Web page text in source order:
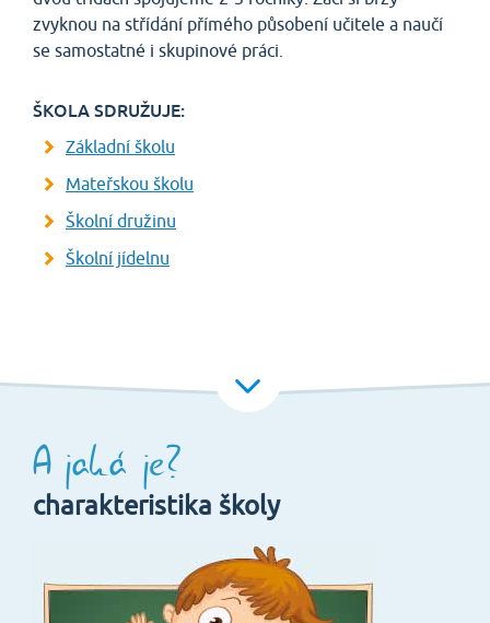
zvyknou na střídání přímého působení učitele a naučí
se samostatné i skupinové práci.
ŠKOLA SDRUŽUJE:
Základní školu
Mateřskou školu
Školní družinu
Školní jídelnu
A jaká je?
charakteristika školy